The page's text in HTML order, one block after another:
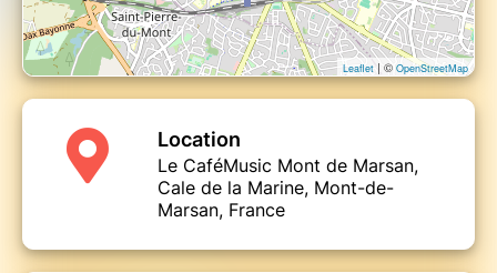
Leaflet| © OpenStreetMap
Location
Le CaféMusic Mont de Marsan,
Cale de la Marine, Mont-de-
Marsan, France